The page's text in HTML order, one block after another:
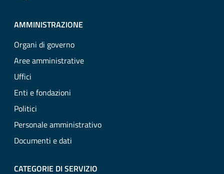
AMMINISTRAZIONE
Organi di governo
Aree amministrative
Uffici
Enti e fondazioni
Politici
Personale amministrativo
Documenti e dati
CATEGORIE DI SERVIZIO